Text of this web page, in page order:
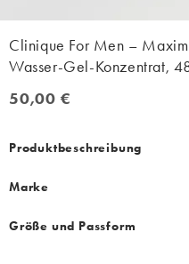
Clinique For Men –
Wasser-Gel-Konzentrat,
50,00 €
50,00 €
Produktbeschreibung
Marke
Größe und Passform